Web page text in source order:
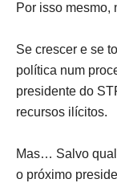
Por isso mesmo,
Se crescer e se
política num
presidente do
recursos ilícitos.
Mas… Salvo
o próximo